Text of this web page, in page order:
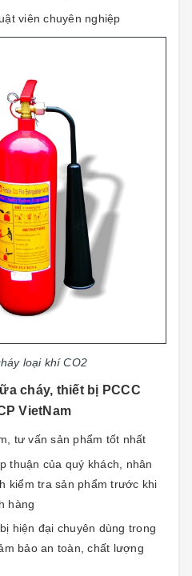
viên chuyên nghiệp
loại khí CO2
cháy, thiết bị PCCC
VietNam
tư vấn sản phẩm tốt nhất
thuận của quý khách, nhân
kiểm tra sản phẩm trước khi
hàng
hiện đại chuyên dùng trong
bảo an toàn, chất lượng